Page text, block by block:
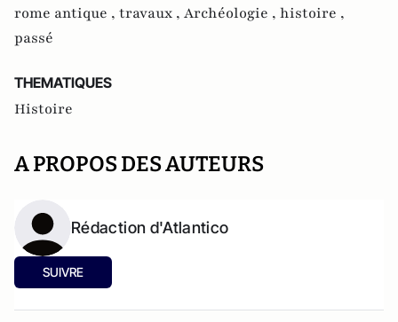
rome antique , travaux , Archéologie , histoire ,
passé
THEMATIQUES
Histoire
A PROPOS DES AUTEURS
Rédaction d'Atlantico
SUIVRE